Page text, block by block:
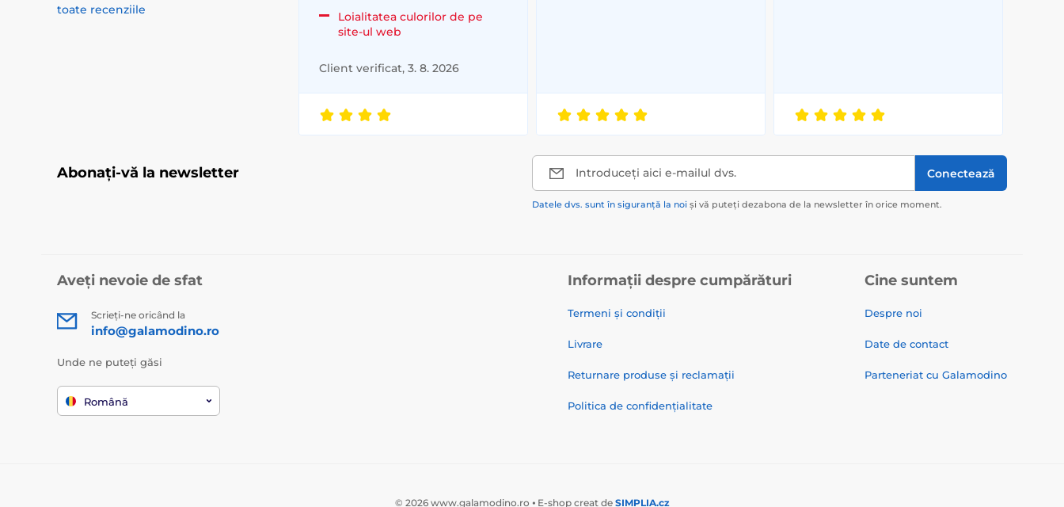
toate recenziile
Loialitatea culorilor de pe
site-ul web
Client verificat, 3. 8. 2026
Abonați-vă la newsletter Introduceți aici e-mailul dvs. Conectează
Datele dvs. sunt în siguranță la noi și vă puteți dezabona de la newsletter în orice moment.
Aveți nevoie de sfat
Scrieți-ne oricând la
info@galamodino.ro
Unde ne puteți găsi
Română
Informații despre cumpărături
Termeni și condiții
Livrare
Returnare produse și reclamații
Politica de confidențialitate
Cine suntem
Despre noi
Date de contact
Parteneriat cu Galamodino
© 2026 www.galamodino.ro ⦁ E-shop creat de SIMPLIA.cz